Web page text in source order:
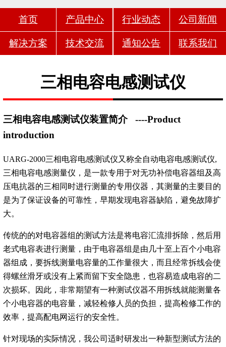
首页 产品中心 行业动态 公司新闻
解决方案 技术交流 通知公告 联系我们
三相电容电感测试仪
三相电容电感测试仪装置简介----Product
introduction
UARG-2000三相电容电感测试仪又称全自动电容电感测试仪,
三相电容电感测量仪，是一款专用于对无功补偿电容器组及高
压电抗器的三相同时进行测量的专用仪器，其测量的主要目的
是为了保证设备的可靠性，早期发现电容器缺陷，避免故障扩
大。
传统的的对电容器组的测试方法是将电容汇流排拆除，然后用
老式电容表进行测量，由于电容器组是由几十至上百个小电容
器组成，要拆线测量电容量的工作量很大，而且经常拆线会使
得螺丝滑牙或没有上紧而留下安全隐患，也容易造成电容的二
次损坏。因此，非常期望有一种测试仪器不用拆线就能测量各
个小电容器的电容量，减轻检修人员的负担，提高检修工作的
效率，提高配电网运行的安全性。
针对现场的实际情况，我公司适时研发出一种新型测试方法的